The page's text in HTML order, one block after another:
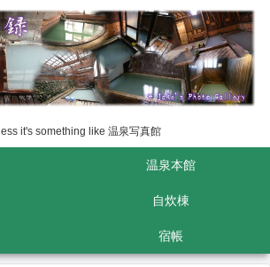
it's something like 温泉写真館
温泉本館
自炊棟
宿帳